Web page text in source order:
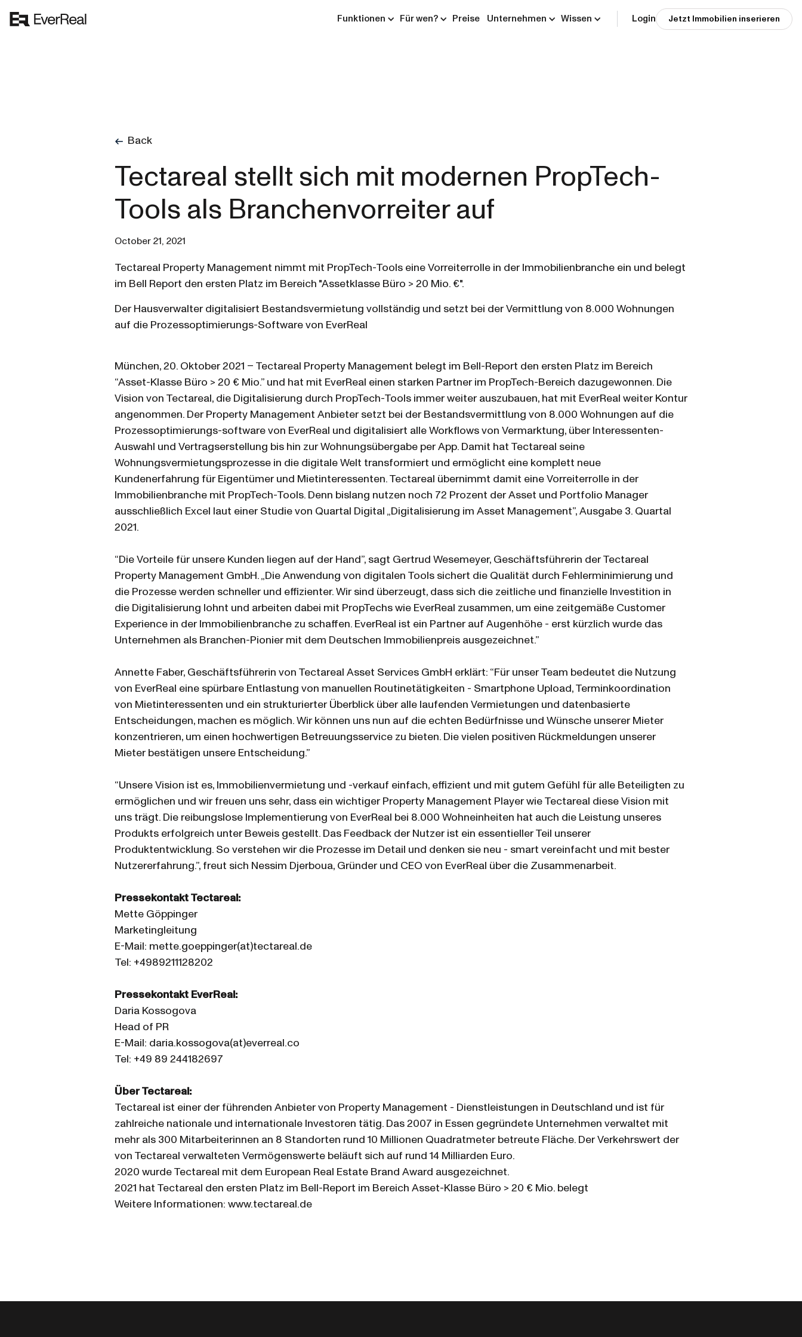
Funktionen Für wen? Preise Unternehmen Wissen Login Jetzt Immobilien inserieren
Back
Tectareal stellt sich mit modernen PropTech-
Tools als Branchenvorreiter auf
October 21, 2021
Tectareal Property Management nimmt mit PropTech-Tools eine Vorreiterrolle in der Immobilienbranche ein und belegt
im Bell Report den ersten Platz im Bereich "Assetklasse Büro > 20 Mio. €".
Der Hausverwalter digitalisiert Bestandsvermietung vollständig und setzt bei der Vermittlung von 8.000 Wohnungen
auf die Prozessoptimierungs-Software von EverReal
München, 20. Oktober 2021 – Tectareal Property Management belegt im Bell-Report den ersten Platz im Bereich
“Asset-Klasse Büro > 20 € Mio.” und hat mit EverReal einen starken Partner im PropTech-Bereich dazugewonnen. Die
Vision von Tectareal, die Digitalisierung durch PropTech-Tools immer weiter auszubauen, hat mit EverReal weiter Kontur
angenommen. Der Property Management Anbieter setzt bei der Bestandsvermittlung von 8.000 Wohnungen auf die
Prozessoptimierungs-software von EverReal und digitalisiert alle Workflows von Vermarktung, über Interessenten-
Auswahl und Vertragserstellung bis hin zur Wohnungsübergabe per App. Damit hat Tectareal seine
Wohnungsvermietungsprozesse in die digitale Welt transformiert und ermöglicht eine komplett neue
Kundenerfahrung für Eigentümer und Mietinteressenten. Tectareal übernimmt damit eine Vorreiterrolle in der
Immobilienbranche mit PropTech-Tools. Denn bislang nutzen noch 72 Prozent der Asset und Portfolio Manager
ausschließlich Excel laut einer Studie von Quartal Digital „Digitalisierung im Asset Management”, Ausgabe 3. Quartal
2021.
“Die Vorteile für unsere Kunden liegen auf der Hand”, sagt Gertrud Wesemeyer, Geschäftsführerin der Tectareal
Property Management GmbH. „Die Anwendung von digitalen Tools sichert die Qualität durch Fehlerminimierung und
die Prozesse werden schneller und effizienter. Wir sind überzeugt, dass sich die zeitliche und finanzielle Investition in
die Digitalisierung lohnt und arbeiten dabei mit PropTechs wie EverReal zusammen, um eine zeitgemäße Customer
Experience in der Immobilienbranche zu schaffen. EverReal ist ein Partner auf Augenhöhe - erst kürzlich wurde das
Unternehmen als Branchen-Pionier mit dem Deutschen Immobilienpreis ausgezeichnet.”
Annette Faber, Geschäftsführerin von Tectareal Asset Services GmbH erklärt: “Für unser Team bedeutet die Nutzung
von EverReal eine spürbare Entlastung von manuellen Routinetätigkeiten - Smartphone Upload, Terminkoordination
von Mietinteressenten und ein strukturierter Überblick über alle laufenden Vermietungen und datenbasierte
Entscheidungen, machen es möglich. Wir können uns nun auf die echten Bedürfnisse und Wünsche unserer Mieter
konzentrieren, um einen hochwertigen Betreuungsservice zu bieten. Die vielen positiven Rückmeldungen unserer
Mieter bestätigen unsere Entscheidung.”
“Unsere Vision ist es, Immobilienvermietung und -verkauf einfach, effizient und mit gutem Gefühl für alle Beteiligten zu
ermöglichen und wir freuen uns sehr, dass ein wichtiger Property Management Player wie Tectareal diese Vision mit
uns trägt. Die reibungslose Implementierung von EverReal bei 8.000 Wohneinheiten hat auch die Leistung unseres
Produkts erfolgreich unter Beweis gestellt. Das Feedback der Nutzer ist ein essentieller Teil unserer
Produktentwicklung. So verstehen wir die Prozesse im Detail und denken sie neu - smart vereinfacht und mit bester
Nutzererfahrung.”, freut sich Nessim Djerboua, Gründer und CEO von EverReal über die Zusammenarbeit.
Pressekontakt Tectareal:
Mette Göppinger
Marketingleitung
E-Mail: mette.goeppinger(at)tectareal.de
Tel: +4989211128202
Pressekontakt EverReal:
Daria Kossogova
Head of PR
E-Mail: daria.kossogova(at)everreal.co
Tel: +49 89 244182697
Über Tectareal:
Tectareal ist einer der führenden Anbieter von Property Management - Dienstleistungen in Deutschland und ist für
zahlreiche nationale und internationale Investoren tätig. Das 2007 in Essen gegründete Unternehmen verwaltet mit
mehr als 300 Mitarbeiterinnen an 8 Standorten rund 10 Millionen Quadratmeter betreute Fläche. Der Verkehrswert der
von Tectareal verwalteten Vermögenswerte beläuft sich auf rund 14 Milliarden Euro.
2020 wurde Tectareal mit dem European Real Estate Brand Award ausgezeichnet.
2021 hat Tectareal den ersten Platz im Bell-Report im Bereich Asset-Klasse Büro > 20 € Mio. belegt
Weitere Informationen: www.tectareal.de